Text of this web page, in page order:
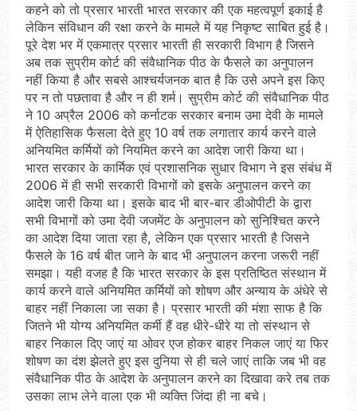
कहने को तो प्रसार भारती भारत सरकार की एक महत्वपूर्ण इकाई है
लेकिन संविधान की रक्षा करने के मामले में यह निकृष्ट साबित हुई है।
पूरे देश भर में एकमात्र प्रसार भारती ही सरकारी विभाग है जिसने
अब तक सुप्रीम कोर्ट की संवैधानिक पीठ के फैसले का अनुपालन
नहीं किया है और सबसे आश्चर्यजनक बात है कि उसे अपने इस किए
पर न तो पछतावा है और न ही शर्म। सुप्रीम कोर्ट की संवैधानिक पीठ
ने 10 अप्रैल 2006 को कर्नाटक सरकार बनाम उमा देवी के मामले
में ऐतिहासिक फैसला देते हुए 10 वर्ष तक लगातार कार्य करने वाले
अनियमित कर्मियों को नियमित करने का आदेश जारी किया था।
भारत सरकार के कार्मिक एवं प्रशासनिक सुधार विभाग ने इस संबंध में
2006 में ही सभी सरकारी विभागों को इसके अनुपालन करने का
आदेश जारी किया था। इसके बाद भी बार-बार डीओपीटी के द्वारा
सभी विभागों को उमा देवी जजमेंट के अनुपालन को सुनिश्चित करने
का आदेश दिया जाता रहा है, लेकिन एक प्रसार भारती है जिसने
फैसले के 16 वर्ष बीत जाने के बाद भी अनुपालन करना जरूरी नहीं
समझा। यही वजह है कि भारत सरकार के इस प्रतिष्ठित संस्थान में
कार्य करने वाले अनियमित कर्मियों को शोषण और अन्याय के अंधेरे से
बाहर नहीं निकाला जा सका है। प्रसार भारती की मंशा साफ है कि
जितने भी योग्य अनियमित कर्मी हैं वह धीरे-धीरे या तो संस्थान से
बाहर निकाल दिए जाएं या ओवर एज होकर बाहर निकल जाएं या फिर
शोषण का दंश झेलते हुए इस दुनिया से ही चले जाएं ताकि जब भी वह
संवैधानिक पीठ के आदेश के अनुपालन करने का दिखावा करे तब तक
उसका लाभ लेने वाला एक भी व्यक्ति जिंदा ही ना बचे।